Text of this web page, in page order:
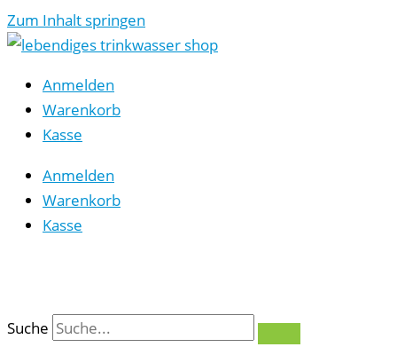
Zum Inhalt springen
Anmelden
Warenkorb
Kasse
Anmelden
Warenkorb
Kasse
Suche